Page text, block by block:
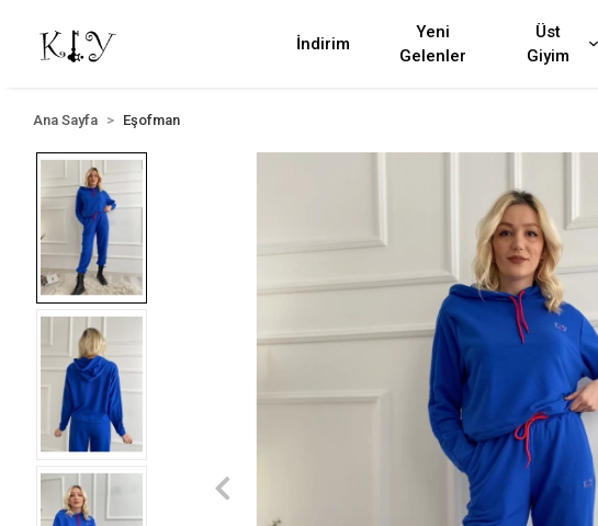
İndirim
Yeni
Gelenler
Üst
Giyim
Ana Sayfa Eşofman